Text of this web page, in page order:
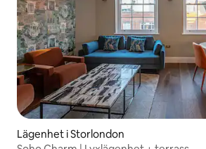
Lägenhet i Storlondon